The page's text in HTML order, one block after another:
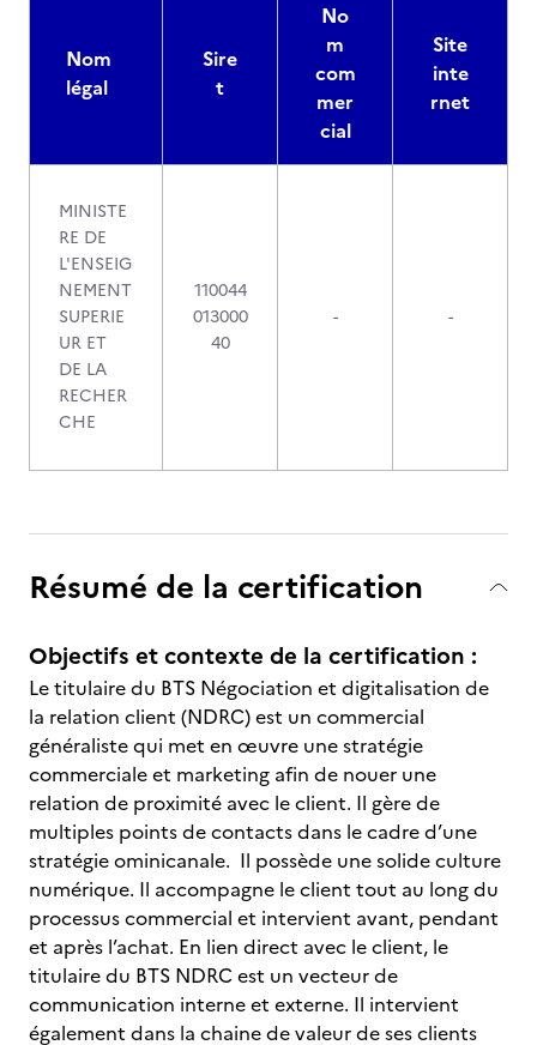
Nom
légal
Sire
t
No
m
com
mer
cial
Site
inte
rnet
MINISTE
RE DE
L'ENSEIG
NEMENT
SUPERIE
UR ET
DE LA
RECHER
CHE
110044
013000
40
- -
Résumé de la certification
Objectifs et contexte de la certification :
Le titulaire du BTS Négociation et digitalisation de
la relation client (NDRC) est un commercial
généraliste qui met en œuvre une stratégie
commerciale et marketing afin de nouer une
relation de proximité avec le client. Il gère de
multiples points de contacts dans le cadre d’une
stratégie ominicanale. Il possède une solide culture
numérique. Il accompagne le client tout au long du
processus commercial et intervient avant, pendant
et après l’achat. En lien direct avec le client, le
titulaire du BTS NDRC est un vecteur de
communication interne et externe. Il intervient
également dans la chaine de valeur de ses clients